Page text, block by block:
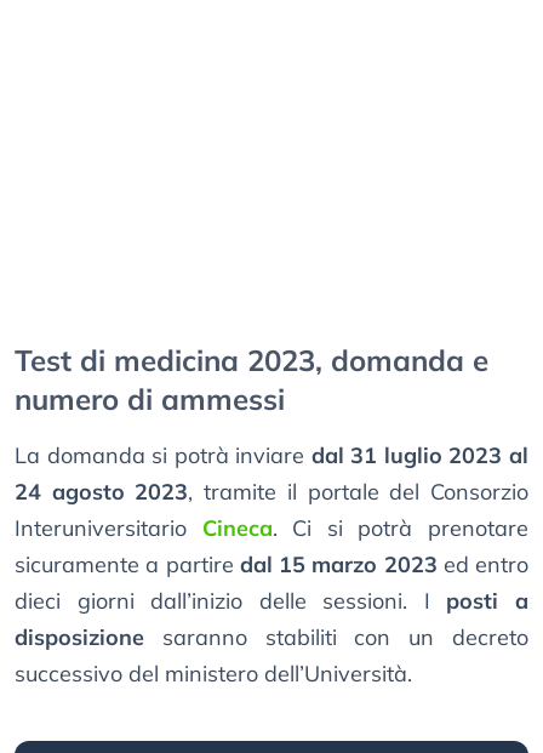
Test di medicina 2023, domanda e
numero di ammessi
La domanda si potrà inviare dal 31 luglio 2023 al
24 agosto 2023, tramite il portale del Consorzio
Interuniversitario Cineca. Ci si potrà prenotare
sicuramente a partire dal 15 marzo 2023 ed entro
dieci giorni dall’inizio delle sessioni. I posti a
disposizione saranno stabiliti con un decreto
successivo del ministero dell’Università.